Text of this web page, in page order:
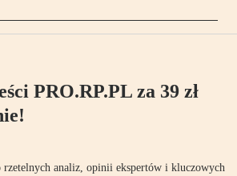
PRO.RP.PL za 39 zł
rzetelnych analiz, opinii ekspertów i kluczowych